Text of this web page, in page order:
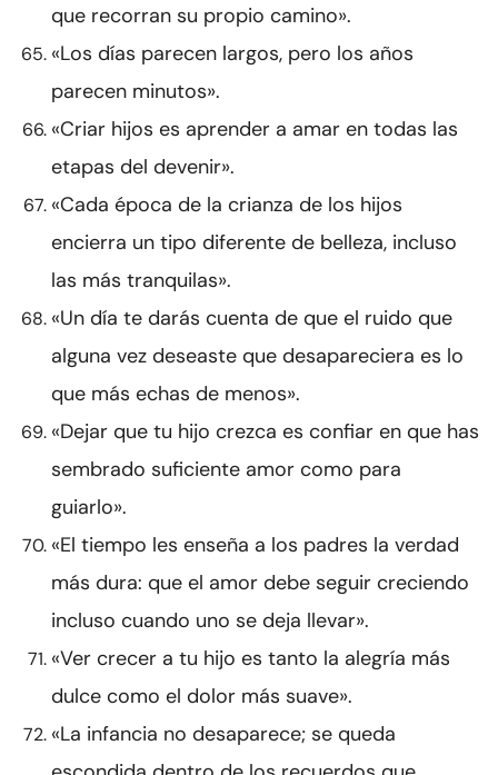
que recorran su propio camino».
«Los días parecen largos, pero los años
parecen minutos».
«Criar hijos es aprender a amar en todas las
etapas del devenir».
«Cada época de la crianza de los hijos
encierra un tipo diferente de belleza, incluso
las más tranquilas».
«Un día te darás cuenta de que el ruido que
alguna vez deseaste que desapareciera es lo
que más echas de menos».
«Dejar que tu hijo crezca es confiar en que has
sembrado suficiente amor como para
guiarlo».
«El tiempo les enseña a los padres la verdad
más dura: que el amor debe seguir creciendo
incluso cuando uno se deja llevar».
«Ver crecer a tu hijo es tanto la alegría más
dulce como el dolor más suave».
«La infancia no desaparece; se queda